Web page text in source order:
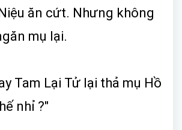
ăn cứt. Nhưng không
mụ lại.
Tam Lại Tử lại thả mụ Hồ
nhỉ ?"